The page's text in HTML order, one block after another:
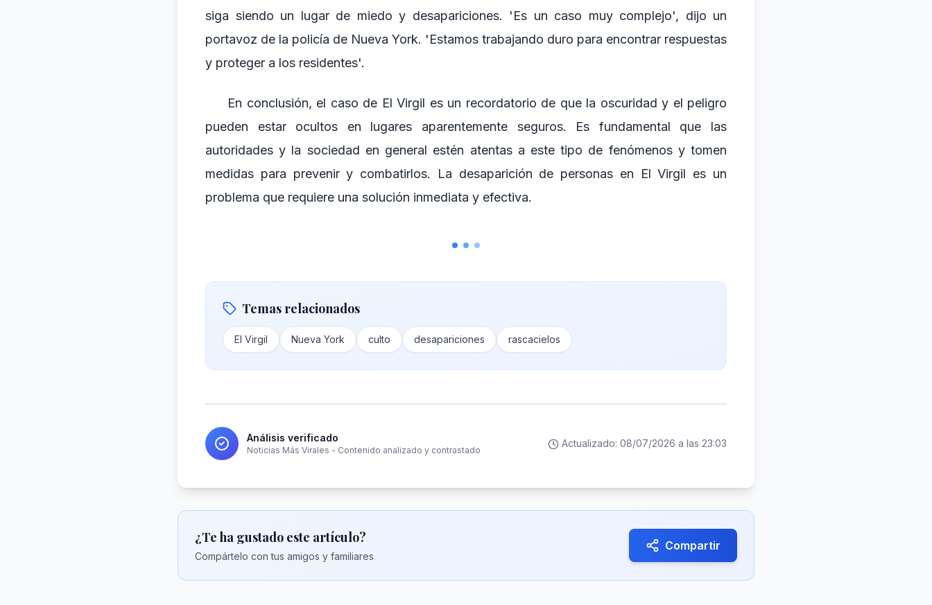
siga siendo un lugar de miedo y desapariciones. 'Es un caso muy complejo', dijo un
portavoz de la policía de Nueva York. 'Estamos trabajando duro para encontrar respuestas
y proteger a los residentes'.
En conclusión, el caso de El Virgil es un recordatorio de que la oscuridad y el peligro
pueden estar ocultos en lugares aparentemente seguros. Es fundamental que las
autoridades y la sociedad en general estén atentas a este tipo de fenómenos y tomen
medidas para prevenir y combatirlos. La desaparición de personas en El Virgil es un
problema que requiere una solución inmediata y efectiva.
Temas relacionados
El Virgil Nueva York culto desapariciones rascacielos
Análisis verificado
Noticias Más Virales - Contenido analizado y contrastado
Actualizado: 08/07/2026 a las 23:03
¿Te ha gustado este artículo?
Compártelo con tus amigos y familiares
Compartir